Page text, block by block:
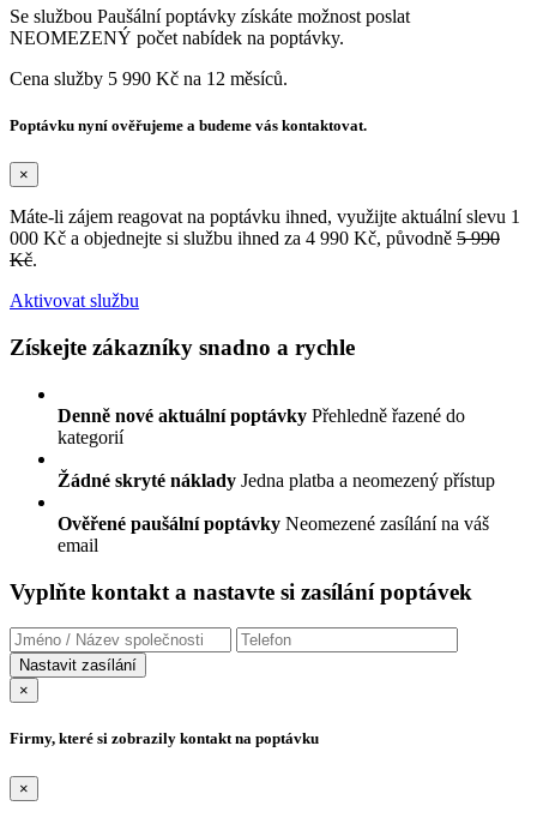
Se službou Paušální poptávky získáte možnost poslat
NEOMEZENÝ počet nabídek na poptávky.
Cena služby 5 990 Kč na 12 měsíců.
Poptávku nyní ověřujeme a budeme vás kontaktovat.
×
Máte-li zájem reagovat na poptávku ihned, využijte aktuální slevu 1
000 Kč a objednejte si službu ihned za 4 990 Kč, původně 5 990
Kč.
Aktivovat službu
Získejte zákazníky snadno a rychle
Denně nové aktuální poptávky Přehledně řazené do
kategorií
Žádné skryté náklady Jedna platba a neomezený přístup
Ověřené paušální poptávky Neomezené zasílání na váš
email
Vyplňte kontakt a nastavte si zasílání poptávek
×
Firmy, které si zobrazily kontakt na poptávku
×